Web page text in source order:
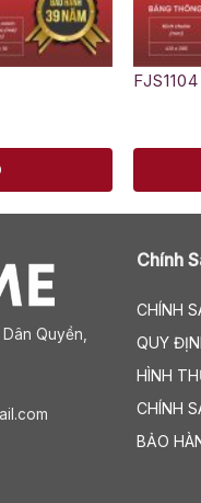
FJS1104
Quyền,
Chính
CHÍNH
QUY
HÌNH
CHÍNH
BẢO